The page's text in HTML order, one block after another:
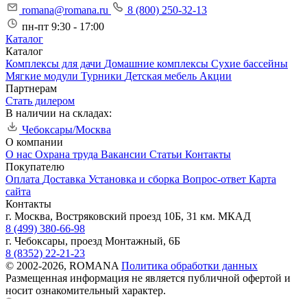
romana@romana.ru
8 (800) 250-32-13
пн-пт 9:30 - 17:00
Каталог
Каталог
Комплексы для дачи Домашние комплексы Сухие бассейны
Мягкие модули Турники Детская мебель Акции
Партнерам
Стать дилером
В наличии на складах:
Чебоксары/Москва
О компании
О нас Охрана труда Вакансии Статьи Контакты
Покупателю
Оплата Доставка Установка и сборка Вопрос-ответ Карта
сайта
Контакты
г. Москва, Востряковский проезд 10Б, 31 км. МКАД
8 (499) 380-66-98
г. Чебоксары, проезд Монтажный, 6Б
8 (8352) 22-21-23
© 2002-2026, ROMANA Политика обработки данных
Размещенная информация не является публичной офертой и
носит ознакомительный характер.